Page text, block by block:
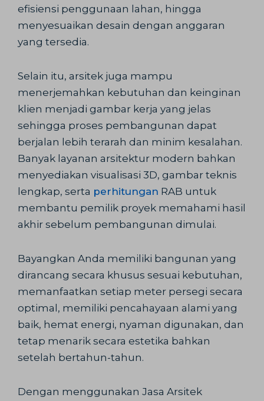
efisiensi penggunaan lahan, hingga
menyesuaikan desain dengan anggaran
yang tersedia.
Selain itu, arsitek juga mampu
menerjemahkan kebutuhan dan keinginan
klien menjadi gambar kerja yang jelas
sehingga proses pembangunan dapat
berjalan lebih terarah dan minim kesalahan.
Banyak layanan arsitektur modern bahkan
menyediakan visualisasi 3D, gambar teknis
lengkap, serta perhitungan RAB untuk
membantu pemilik proyek memahami hasil
akhir sebelum pembangunan dimulai.
Bayangkan Anda memiliki bangunan yang
dirancang secara khusus sesuai kebutuhan,
memanfaatkan setiap meter persegi secara
optimal, memiliki pencahayaan alami yang
baik, hemat energi, nyaman digunakan, dan
tetap menarik secara estetika bahkan
setelah bertahun-tahun.
Dengan menggunakan Jasa Arsitek